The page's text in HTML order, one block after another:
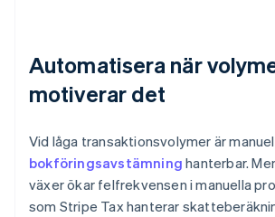
Automatisera när
motiverar det
Vid låga transaktionsvolymer är
bokföringsavstämning hanterbar.
växer ökar felfrekvensen i manuella
som Stripe Tax hanterar